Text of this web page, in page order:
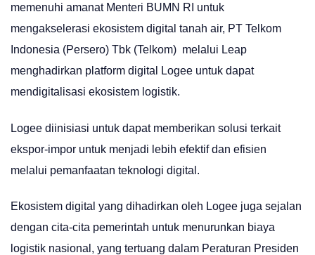
memenuhi amanat Menteri BUMN RI untuk
mengakselerasi ekosistem digital tanah air, PT Telkom
Indonesia (Persero) Tbk (Telkom) melalui Leap
menghadirkan platform digital Logee untuk dapat
mendigitalisasi ekosistem logistik.
Logee diinisiasi untuk dapat memberikan solusi terkait
ekspor-impor untuk menjadi lebih efektif dan efisien
melalui pemanfaatan teknologi digital.
Ekosistem digital yang dihadirkan oleh Logee juga sejalan
dengan cita-cita pemerintah untuk menurunkan biaya
logistik nasional, yang tertuang dalam Peraturan Presiden